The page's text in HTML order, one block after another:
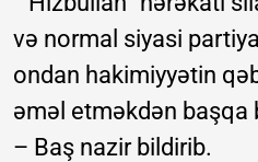
və normal siyasi
ondan hakimiyyətin
əməl etməkdən başqa
– Baş nazir bildirib.